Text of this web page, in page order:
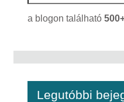
r
a blogon található
Legutóbbi